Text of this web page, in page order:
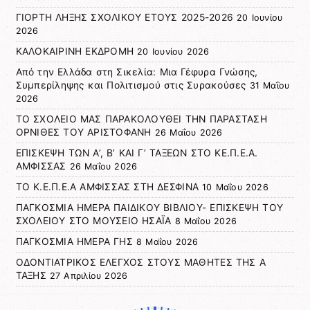
ΓΙΟΡΤΗ ΛΗΞΗΣ ΣΧΟΛΙΚΟΥ ΕΤΟΥΣ 2025-2026 20 Ιουνίου
2026
ΚΑΛΟΚΑΙΡΙΝΗ ΕΚΔΡΟΜΗ 20 Ιουνίου 2026
Από την Ελλάδα στη Σικελία: Μια Γέφυρα Γνώσης,
Συμπερίληψης και Πολιτισμού στις Συρακούσες 31 Μαΐου
2026
ΤΟ ΣΧΟΛΕΙΟ ΜΑΣ ΠΑΡΑΚΟΛΟΥΘΕΙ ΤΗΝ ΠΑΡΑΣΤΑΣΗ
ΟΡΝΙΘΕΣ ΤΟΥ ΑΡΙΣΤΟΦΑΝΗ 26 Μαΐου 2026
ΕΠΙΣΚΕΨΗ ΤΩΝ Α’, Β’ ΚΑΙ Γ’ ΤΑΞΕΩΝ ΣΤΟ ΚΕ.Π.Ε.Α.
ΑΜΦΙΣΣΑΣ 26 Μαΐου 2026
ΤΟ Κ.Ε.Π.Ε.Α ΑΜΦΙΣΣΑΣ ΣΤΗ ΔΕΣΦΙΝΑ 10 Μαΐου 2026
ΠΑΓΚΟΣΜΙΑ ΗΜΕΡΑ ΠΑΙΔΙΚΟΥ ΒΙΒΛΙΟΥ- ΕΠΙΣΚΕΨΗ ΤΟΥ
ΣΧΟΛΕΙΟΥ ΣΤΟ ΜΟΥΣΕΙΟ ΗΣΑΪΑ 8 Μαΐου 2026
ΠΑΓΚΟΣΜΙΑ ΗΜΕΡΑ ΓΗΣ 8 Μαΐου 2026
ΟΔΟΝΤΙΑΤΡΙΚΟΣ ΕΛΕΓΧΟΣ ΣΤΟΥΣ ΜΑΘΗΤΕΣ ΤΗΣ Α
ΤΑΞΗΣ 27 Απριλίου 2026